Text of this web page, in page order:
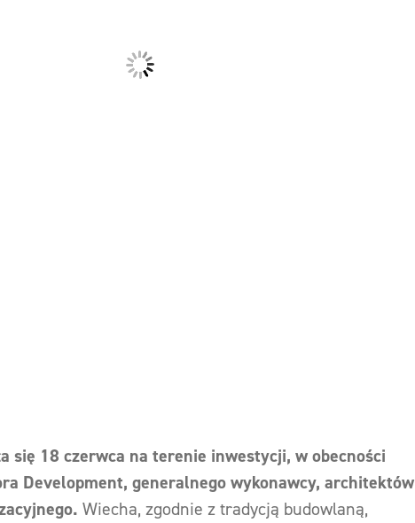
się 18 czerwca na terenie inwestycji, w obecności
Development, generalnego wykonawcy, architektów
Wiecha, zgodnie z tradycją budowlaną,